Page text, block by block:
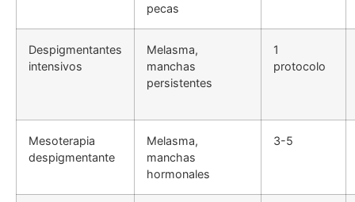
pecas
Despigmentantes
intensivos
Melasma,
manchas
persistentes
1
protocolo
Mesoterapia
despigmentante
Melasma,
manchas
hormonales
3-5